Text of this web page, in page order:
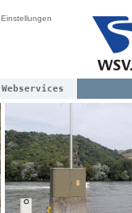
Einstellungen
Webservices